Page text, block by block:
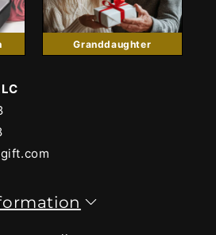
Granddaughter